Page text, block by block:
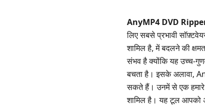
AnyMP4 DVD
लिए सबसे प्रभावी
शामिल है, में बदलने की
संभव है क्योंकि यह
बचता है। इसके अलावा,
सकते हैं। उनमें से एक हमारे
शामिल है। यह टूल आपको